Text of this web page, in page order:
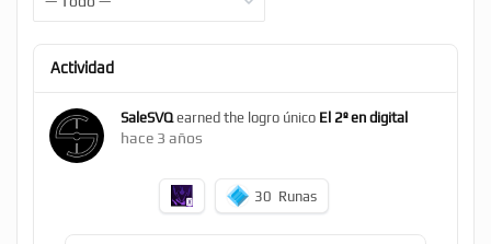
Actividad
SaleSVQearned the logro único El 2º en digital
hace 3 años
30 Runas